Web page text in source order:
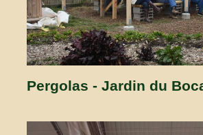
Pergolas - Jardin du